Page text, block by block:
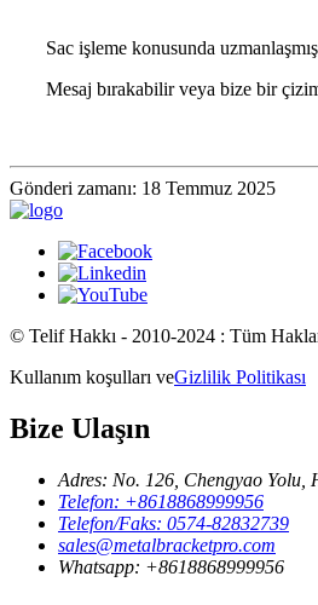
Sac işleme konusunda
Mesaj bırakabilir veya bize bir
Gönderi zamanı: 18 Temmuz 2025
© Telif Hakkı - 2010-2024 : Tüm
Kullanım koşulları veGizlilik Politikası
Bize Ulaşın
Adres: No. 126, Chengyao Yolu,
Telefon: +8618868999956
Telefon/Faks: 0574-82832739
sales@metalbracketpro.com
Whatsapp: +8618868999956